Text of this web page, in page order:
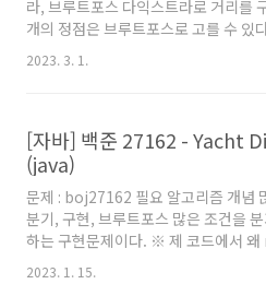
라, 브루트포스 다익스트라로 거리를
개의 정점은 브루트포스로 고를 수 있
드에서 왜 main 함수에 로직을 직접 작
았는지, 왜 Scanner를 쓰지 않고
주세요. 백준을 자바로 풀어보려고 시작
분이나, 백준에서 자바로 풀 때의 팁을
분들도 보시는걸 추천드립니다. 풀이
서 중요한건 시작점 x, 목표지점인 z,
의 중간정점 중 3개를 지나야 한다는
주 간단하게 생각해보자. x에서 출발해
간정점까지의 최단 거리를 모두 안다고
2023. 3. 1.
[자바] 백준 27162 - Yacht
(java)
문제 : boj27162 필요 알고리즘 개념
분기, 구현, 브루트포스 많은 조건을
하는 구현문제이다. ※ 제 코드에서
수에 로직을 직접 작성하지 않았는지, 왜
Scanner를 쓰지 않고
2023. 1. 15.